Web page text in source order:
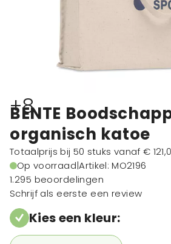
+8
BENTE
organisch katoe
Totaalprijs bij 50 stuks vanaf €
Op voorraad|Artikel: MO2196
1.295 beoordelingen
Schrijf als eerste een review
Kies een kleur: